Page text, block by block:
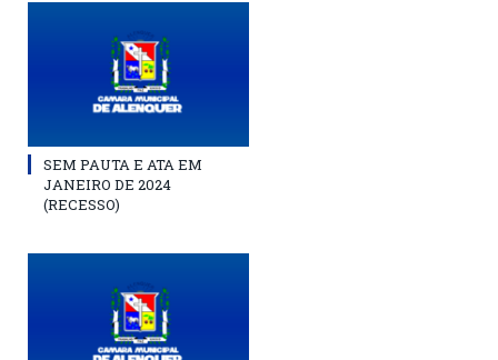
SEM PAUTA E ATA EM
JANEIRO DE 2024
(RECESSO)